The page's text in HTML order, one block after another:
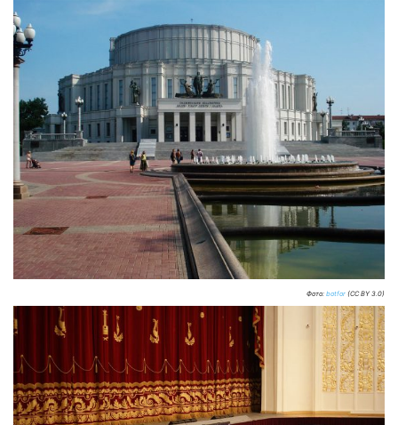
Фото: botfor (CC BY 3.0)